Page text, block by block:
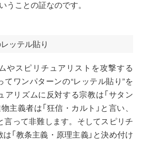
うことの証なのです。
ッテル貼り
やスピリチュアリストを攻撃する
ワンパターンの“レッテル貼り”を
アリズムに反対する宗教は「サタン
主義者は「狂信・カルト」と言い、
言って非難します。そしてスピリチ
「教条主義・原理主義」と決め付け